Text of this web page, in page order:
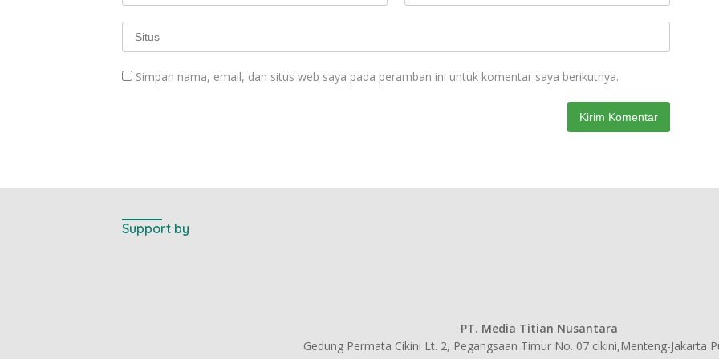
Simpan nama, email, dan situs web saya pada peramban ini untuk komentar saya berikutnya.
Support by
PT. Media Titian Nusantara
Gedung Permata Cikini Lt. 2, Pegangsaan Timur No. 07 cikini,Menteng-Jakarta